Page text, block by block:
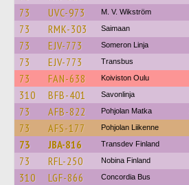
73 UVC-973 M. V. Wikström
73 RMK-303 Saimaan
73 EJV-773 Someron Linja
73 EJV-773 Transbus
73 FAN-638 Koiviston Oulu
310 BFB-401 Savonlinja
73 AFB-822 Pohjolan Matka
73 AFS-177 Pohjolan Liikenne
73 JBA-816 Transdev Finland
73 RFL-250 Nobina Finland
310 LGF-866 Concordia Bus